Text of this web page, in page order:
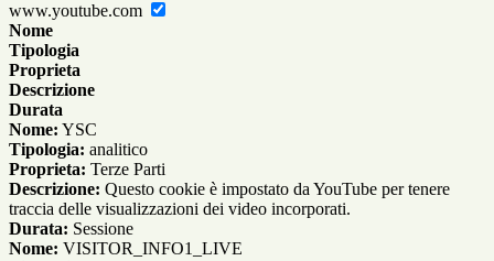
www.youtube.com
Nome
Tipologia
Proprieta
Descrizione
Durata
Nome: YSC
Tipologia: analitico
Proprieta: Terze Parti
Descrizione: Questo cookie è impostato da YouTube per tenere
traccia delle visualizzazioni dei video incorporati.
Durata: Sessione
Nome: VISITOR_INFO1_LIVE